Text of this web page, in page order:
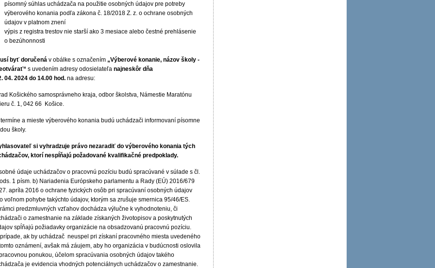
písomný súhlas uchádzača na použitie osobných údajov pre potreby
výberového konania podľa zákona č. 18/2018 Z. z. o ochrane osobných
údajov v platnom znení
výpis z registra trestov nie starší ako 3 mesiace alebo čestné prehlásenie
o bezúhonnosti
byť doručená v obálke s označením „Výberové konanie, názov školy -
s uvedením adresy odosielateľa najneskôr dňa
04. 2024 do 14.00 hod. na adresu:
Košického samosprávneho kraja, odbor školstva, Námestie Maratónu
č. 1, 042 66 Košice.
a mieste výberového konania budú uchádzači informovaní písomne
školy.
si vyhradzuje právo nezaradiť do výberového konania tých
ktorí nespĺňajú požadované kvalifikačné predpoklady.
údaje uchádzačov o pracovnú pozíciu budú spracúvané v súlade s čl.
1 písm. b) Nariadenia Európskeho parlamentu a Rady (EÚ) 2016/679
apríla 2016 o ochrane fyzických osôb pri spracúvaní osobných údajov
voľnom pohybe takýchto údajov, ktorým sa zrušuje smernica 95/46/ES.
predzmluvných vzťahov dochádza výlučne k vyhodnoteniu, či
o zamestnanie na základe získaných životopisov a poskytnutých
spĺňajú požiadavky organizácie na obsadzovanú pracovnú pozíciu.
ak by uchádzač neuspel pri získaní pracovného miesta uvedeného
oznámení, avšak má záujem, aby ho organizácia v budúcnosti oslovila
ponukou, účelom spracúvania osobných údajov takého
je evidencia vhodných potenciálnych uchádzačov o zamestnanie.